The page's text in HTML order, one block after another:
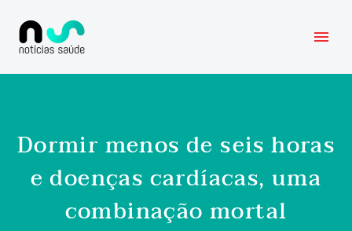
Dormir menos de seis horas
e doenças cardíacas, uma
combinação mortal